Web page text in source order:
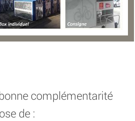
complémentarité
de :